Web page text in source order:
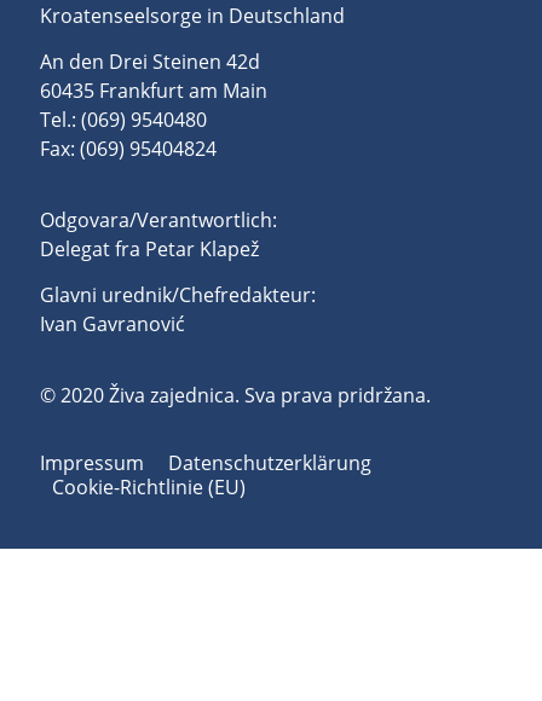
Kroatenseelsorge in Deutschland
An den Drei Steinen 42d
60435 Frankfurt am Main
Tel.: (069) 9540480
Fax: (069) 95404824
Odgovara/Verantwortlich:
Delegat fra Petar Klapež
Glavni urednik/Chefredakteur:
Ivan Gavranović
© 2020 Živa zajednica. Sva prava pridržana.
Impressum
Datenschutzerklärung
Cookie-Richtlinie (EU)